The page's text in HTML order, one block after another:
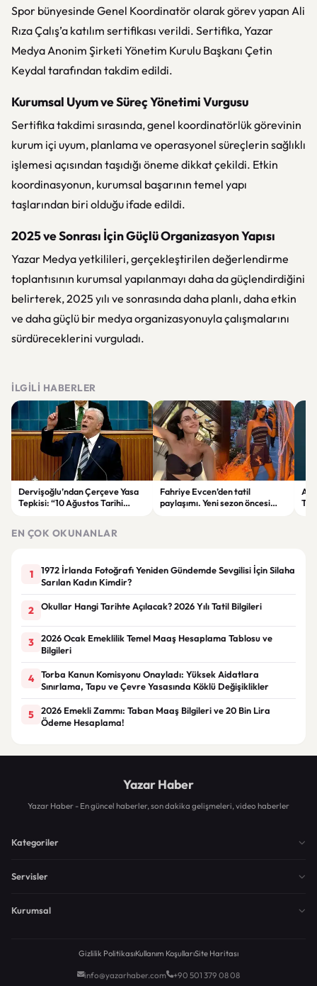
Spor bünyesinde Genel Koordinatör olarak görev yapan Ali
Rıza Çalış’a katılım sertifikası verildi. Sertifika, Yazar
Medya Anonim Şirketi Yönetim Kurulu Başkanı Çetin
Keydal tarafından takdim edildi.
Kurumsal Uyum ve Süreç Yönetimi Vurgusu
Sertifika takdimi sırasında, genel koordinatörlük görevinin
kurum içi uyum, planlama ve operasyonel süreçlerin sağlıklı
işlemesi açısından taşıdığı öneme dikkat çekildi. Etkin
koordinasyonun, kurumsal başarının temel yapı
taşlarından biri olduğu ifade edildi.
2025 ve Sonrası İçin Güçlü Organizasyon Yapısı
Yazar Medya yetkilileri, gerçekleştirilen değerlendirme
toplantısının kurumsal yapılanmayı daha da güçlendirdiğini
belirterek, 2025 yılı ve sonrasında daha planlı, daha etkin
ve daha güçlü bir medya organizasyonuyla çalışmalarını
sürdüreceklerini vurguladı.
İLGILI HABERLER
Dervişoğlu’ndan Çerçeve Yasa
Tepkisi: “10 Ağustos Tarihi
Fahriye Evcen’den tatil
paylaşımı. Yeni sezon öncesi
EN ÇOK OKUNANLAR
1
1972 İrlanda Fotoğrafı Yeniden Gündemde Sevgilisi İçin Silaha
Sarılan Kadın Kimdir?
2 Okullar Hangi Tarihte Açılacak? 2026 Yılı Tatil Bilgileri
3
2026 Ocak Emeklilik Temel Maaş Hesaplama Tablosu ve
Bilgileri
4
Torba Kanun Komisyonu Onayladı: Yüksek Aidatlara
Sınırlama, Tapu ve Çevre Yasasında Köklü Değişiklikler
5
2026 Emekli Zammı: Taban Maaş Bilgileri ve 20 Bin Lira
Ödeme Hesaplama!
Yazar Haber
Yazar Haber - En güncel haberler, son dakika gelişmeleri, video haberler
Kategoriler
Servisler
Kurumsal
Gizlilik PolitikasıKullanım KoşullarıSite Haritası
info@yazarhaber.com +90 501 379 08 08